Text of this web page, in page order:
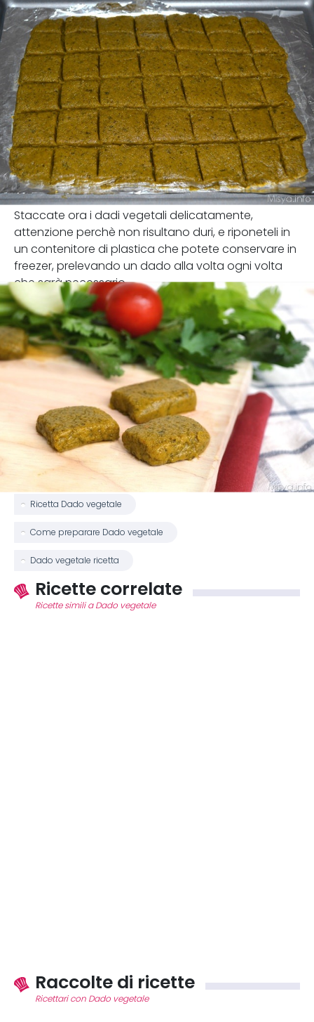
Staccate ora i dadi vegetali delicatamente,
attenzione perchè non risultano duri, e riponeteli in
un contenitore di plastica che potete conservare in
freezer, prelevando un dado alla volta ogni volta
che sarà necessario.
Ricetta Dado vegetale
Come preparare Dado vegetale
Dado vegetale ricetta
Ricette correlate
Ricette simili a Dado vegetale
Raccolte di ricette
Ricettari con Dado vegetale